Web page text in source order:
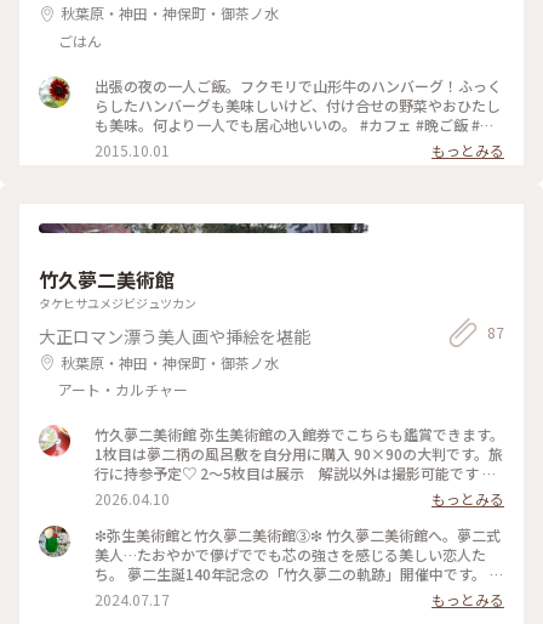
秋葉原・神田・神保町・御茶ノ水
ごはん
出張の夜の一人ご飯。フクモリで山形牛のハンバーグ！ふっく
らしたハンバーグも美味しいけど、付け合せの野菜やおひたし
も美味。何より一人でも居心地いいの。 #カフェ #晩ご飯 #馬
喰町
2015.10.01 もっとみる
竹久夢二美術館
タケヒサユメジビジュツカン
大正ロマン漂う美人画や挿絵を堪能
秋葉原・神田・神保町・御茶ノ水
アート・カルチャー
87
竹久夢二美術館 弥生美術館の入館券でこちらも鑑賞できます。
1枚目は夢二柄の風呂敷を自分用に購入 90×90の大判です。旅
行に持参予定♡ 2〜5枚目は展示 解説以外は撮影可能です 時
を経た今も、数々の作品にこころ奪われるひとときでした。 #
竹久夢二美術館#弥生美術館#レトロ#懐かしさ#ノスタルジー
2026.04.10
もっとみる
❇︎弥生美術館と竹久夢二美術館③❇︎ 竹久夢二美術館へ。夢二式
美人…たおやかで儚げででも芯の強さを感じる美しい恋人た
ち。 夢二生誕140年記念の「竹久夢二の軌跡」開催中です。 こ
んなとこに黒猫ちゃん♡ #竹久夢二美術館#美人#美しい恋人た
ち#黒猫
2024.07.17
もっとみる